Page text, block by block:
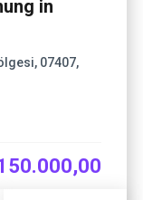
in
07407,